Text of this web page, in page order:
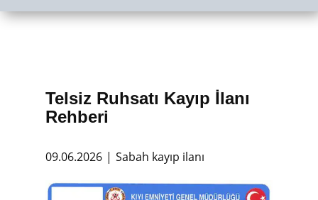
Telsiz Ruhsatı Kayıp İlanı
Rehberi
09.06.2026 Sabah kayıp ilanı